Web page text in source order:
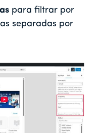
para filtrar por
separadas por